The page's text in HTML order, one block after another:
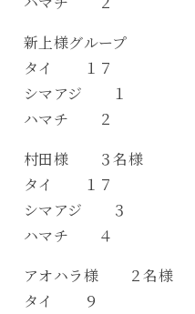
新上様グループ
タイ １７
シマアジ １
ハマチ ２
村田様 ３名様
タイ １７
シマアジ ３
ハマチ ４
アオハラ様 ２名様
タイ ９